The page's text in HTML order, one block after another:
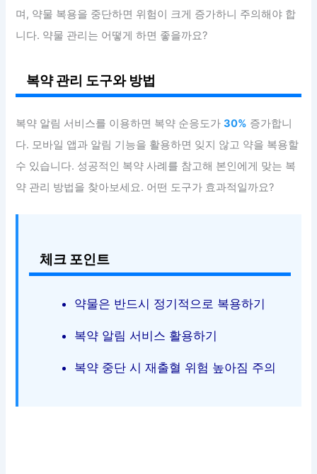
며, 약물 복용을 중단하면 위험이 크게 증가하니 주의해야 합
니다. 약물 관리는 어떻게 하면 좋을까요?
복약 관리 도구와 방법
복약 알림 서비스를 이용하면 복약 순응도가30% 증가합니
다. 모바일 앱과 알림 기능을 활용하면 잊지 않고 약을 복용할
수 있습니다. 성공적인 복약 사례를 참고해 본인에게 맞는 복
약 관리 방법을 찾아보세요. 어떤 도구가 효과적일까요?
체크 포인트
약물은 반드시 정기적으로 복용하기
복약 알림 서비스 활용하기
복약 중단 시 재출혈 위험 높아짐 주의